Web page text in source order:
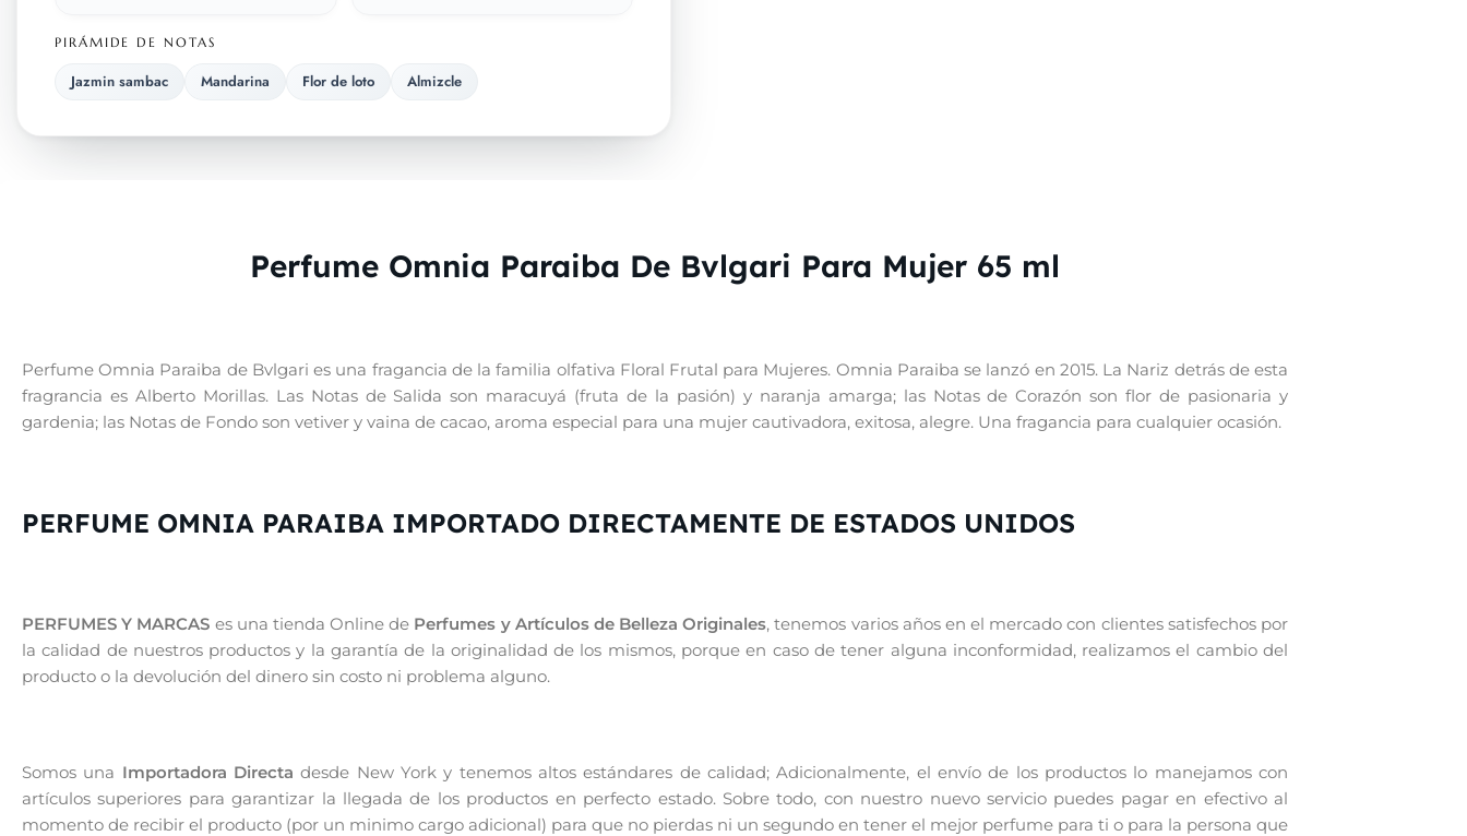
PIRÁMIDE DE NOTAS
Jazmin sambac Mandarina Flor de loto Almizcle
Perfume Omnia Paraiba De Bvlgari Para Mujer 65 ml
Perfume Omnia Paraiba de Bvlgari es una fragancia de la familia olfativa Floral Frutal para Mujeres. Omnia Paraiba se lanzó en 2015. La Nariz detrás de esta
fragrancia es Alberto Morillas. Las Notas de Salida son maracuyá (fruta de la pasión) y naranja amarga; las Notas de Corazón son flor de pasionaria y
gardenia; las Notas de Fondo son vetiver y vaina de cacao, aroma especial para una mujer cautivadora, exitosa, alegre. Una fragancia para cualquier ocasión.
PERFUME OMNIA PARAIBA IMPORTADO DIRECTAMENTE DE ESTADOS UNIDOS
PERFUMES Y MARCAS es una tienda Online de Perfumes y Artículos de Belleza Originales, tenemos varios años en el mercado con clientes satisfechos por
la calidad de nuestros productos y la garantía de la originalidad de los mismos, porque en caso de tener alguna inconformidad, realizamos el cambio del
producto o la devolución del dinero sin costo ni problema alguno.
Somos una Importadora Directa desde New York y tenemos altos estándares de calidad; Adicionalmente, el envío de los productos lo manejamos con
artículos superiores para garantizar la llegada de los productos en perfecto estado. Sobre todo, con nuestro nuevo servicio puedes pagar en efectivo al
momento de recibir el producto (por un minimo cargo adicional) para que no pierdas ni un segundo en tener el mejor perfume para ti o para la persona que